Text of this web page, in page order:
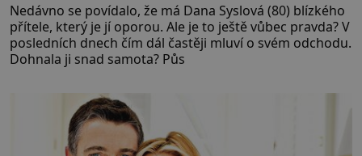
Nedávno se povídalo, že má Dana Syslová (80) blízkého
přítele, který je jí oporou. Ale je to ještě vůbec pravda? V
posledních dnech čím dál častěji mluví o svém odchodu.
Dohnala ji snad samota? Půs